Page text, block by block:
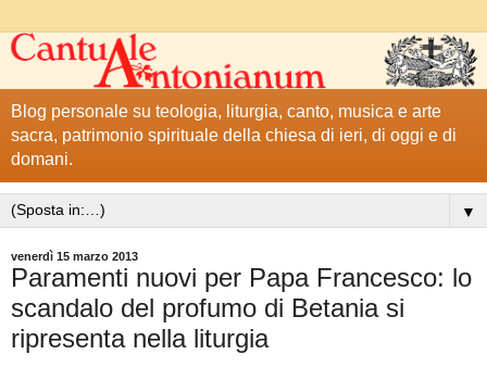
Blog personale su teologia, liturgia, canto, musica e arte
sacra, patrimonio spirituale della chiesa di ieri, di oggi e di
domani.
▼
venerdì 15 marzo 2013
Paramenti nuovi per Papa Francesco: lo
scandalo del profumo di Betania si
ripresenta nella liturgia